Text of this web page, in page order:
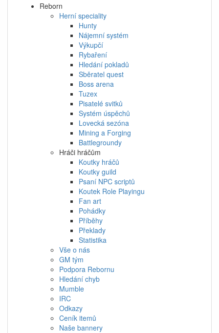
Reborn
Herní speciality
Hunty
Nájemní systém
Výkupčí
Rybaření
Hledání pokladů
Sběratel quest
Boss arena
Tuzex
Pisatelé svitků
Systém úspěchů
Lovecká sezóna
Mining a Forging
Battlegroundy
Hráči hráčům
Koutky hráčů
Koutky guild
Psaní NPC scriptů
Koutek Role Playingu
Fan art
Pohádky
Příběhy
Překlady
Statistika
Vše o nás
GM tým
Podpora Rebornu
Hledání chyb
Mumble
IRC
Odkazy
Ceník itemů
Naše bannery